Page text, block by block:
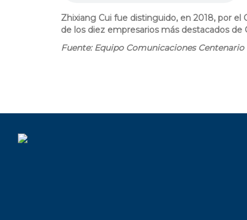
mineria.mp3
Zhixiang Cui fue distinguido, en 2018, por
de los diez empresarios más destacados de
Fuente: Equipo Comunicaciones Centenario